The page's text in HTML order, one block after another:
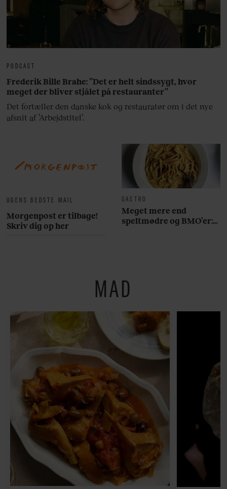
UGENS BEDSTE MAIL
Morgenpost er tilbage!
Skriv dig op her
GASTRO
Meget mere end
speltmødre og BMO’er:
PODCAST
Frederik Bille Brahe: ”Det er helt sindssygt, hvor
meget der bliver stjålet på restauranter”
Det fortæller den danske kok og restauratør om i det nye
afsnit af ’Arbejdstitel’.
MAD